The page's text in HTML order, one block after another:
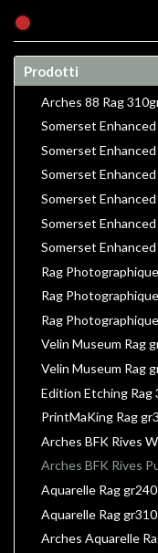
Prodotti
Arches 88 Rag
Somerset
Somerset
Somerset
Somerset
Somerset
Somerset
Rag
Rag
Rag
Velin Museum Rag
Velin Museum Rag
Edition Etching Rag
PrintMaKing Rag
Arches BFK Rives
Arches BFK Rives
Aquarelle Rag gr240
Aquarelle Rag gr310
Arches Aquarelle